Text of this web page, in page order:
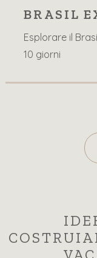
BRASIL
Esplorare il
10 giorni